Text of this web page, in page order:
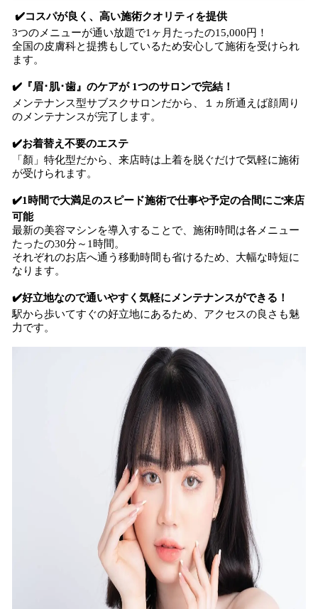
✔️コスパが良く、高い施術クオリティを提供
3つのメニューが通い放題で1ヶ月たったの15,000円！
全国の皮膚科と提携もしているため安心して施術を受けられ
ます。
✔️『眉･肌･歯』のケアが 1つのサロンで完結！
メンテナンス型サブスクサロンだから、１ヵ所通えば顔周り
のメンテナンスが完了します。
✔️お着替え不要のエステ
「顏」特化型だから、来店時は上着を脱ぐだけで気軽に施術
が受けられます。
✔️1時間で大満足のスピード施術で仕事や予定の合間にご来店
可能
最新の美容マシンを導入することで、施術時間は各メニュー
たったの30分～1時間。
それぞれのお店へ通う移動時間も省けるため、大幅な時短に
なります。
✔️好立地なので通いやすく気軽にメンテナンスができる！
駅から歩いてすぐの好立地にあるため、アクセスの良さも魅
力です。